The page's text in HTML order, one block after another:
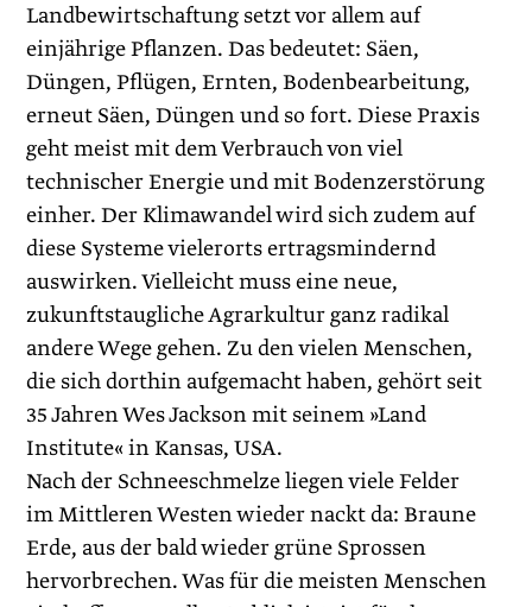
Landbewirtschaftung setzt vor allem auf
einjährige Pflanzen. Das bedeutet: Säen,
Düngen, Pflügen, Ernten, Bodenbearbeitung,
erneut Säen, Düngen und so fort. Diese Praxis
geht meist mit dem Verbrauch von viel
technischer Energie und mit Bodenzerstörung
einher. Der Klimawandel wird sich zudem auf
diese Systeme vielerorts ertragsmindernd
auswirken. Vielleicht muss eine neue,
zukunftstaugliche Agrarkultur ganz radikal
andere Wege gehen. Zu den vielen Menschen,
die sich dorthin aufgemacht haben, gehört seit
35 Jahren Wes Jackson mit seinem »Land
Institute« in Kansas, USA.
Nach der Schneeschmelze liegen viele Felder
im Mittleren Westen wieder nackt da: Braune
Erde, aus der bald wieder grüne Sprossen
hervorbrechen. Was für die meisten Menschen